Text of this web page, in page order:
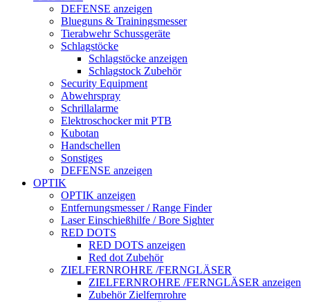
DEFENSE anzeigen
Blueguns & Trainingsmesser
Tierabwehr Schussgeräte
Schlagstöcke
Schlagstöcke anzeigen
Schlagstock Zubehör
Security Equipment
Abwehrspray
Schrillalarme
Elektroschocker mit PTB
Kubotan
Handschellen
Sonstiges
DEFENSE anzeigen
OPTIK
OPTIK anzeigen
Entfernungsmesser / Range Finder
Laser Einschießhilfe / Bore Sighter
RED DOTS
RED DOTS anzeigen
Red dot Zubehör
ZIELFERNROHRE /FERNGLÄSER
ZIELFERNROHRE /FERNGLÄSER anzeigen
Zubehör Zielfernrohre